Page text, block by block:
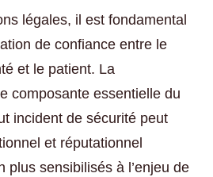
légales, il est fondamental
de confiance entre le
et le patient. La
composante essentielle du
incident de sécurité peut
et réputationnel
plus sensibilisés à l’enjeu de